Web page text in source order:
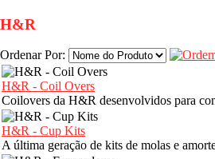
H&R
Ordenar Por:
H&R - Coil Overs
Coilovers da H&R desenvolvidos para
H&R - Cup Kits
A última geração de kits de molas e